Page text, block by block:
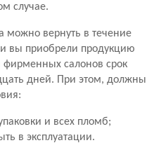
случае.
можно вернуть в течение
вы приобрели продукцию
фирменных салонов срок
дней. При этом, должны
и всех пломб;
в эксплуатации.